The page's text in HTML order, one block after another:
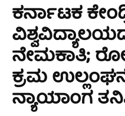
ಕರ್ನಾಟಕ
ನೇಮಕಾತಿ;
ಕ್ರಮ
ನ್ಯಾಯಾಂಗ